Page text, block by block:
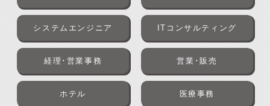
システムエンジニア ITコンサルティング
経理･営業事務 営業･販売
ホテル 医療事務